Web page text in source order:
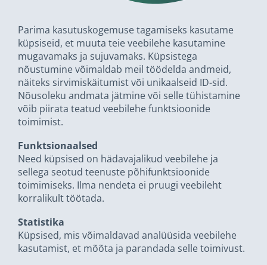
Parima kasutuskogemuse tagamiseks kasutame
küpsiseid, et muuta teie veebilehe kasutamine
mugavamaks ja sujuvamaks. Küpsistega
nõustumine võimaldab meil töödelda andmeid,
näiteks sirvimiskäitumist või unikaalseid ID-sid.
Nõusoleku andmata jätmine või selle tühistamine
võib piirata teatud veebilehe funktsioonide
toimimist.
Funktsionaalsed
Need küpsised on hädavajalikud veebilehe ja
sellega seotud teenuste põhifunktsioonide
toimimiseks. Ilma nendeta ei pruugi veebileht
korralikult töötada.
Statistika
Küpsised, mis võimaldavad analüüsida veebilehe
kasutamist, et mõõta ja parandada selle toimivust.